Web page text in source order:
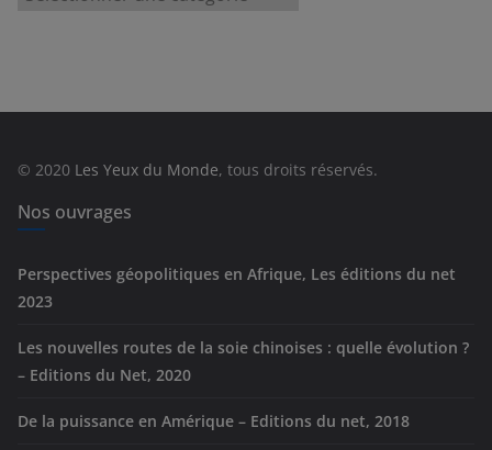
e
© 2020 Les Yeux du Monde, tous droits réservés.
Nos ouvrages
Perspectives géopolitiques en Afrique, Les éditions du net
2023
Les nouvelles routes de la soie chinoises : quelle évolution ?
– Editions du Net, 2020
De la puissance en Amérique – Editions du net, 2018